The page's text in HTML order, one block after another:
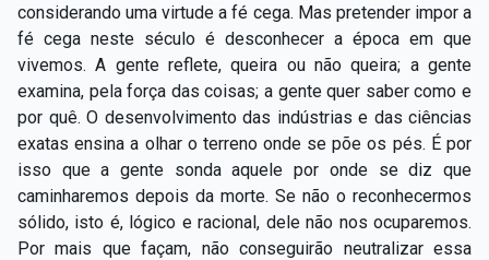
considerando uma virtude a fé cega. Mas pretender impor a
fé cega neste século é desconhecer a época em que
vivemos. A gente reflete, queira ou não queira; a gente
examina, pela força das coisas; a gente quer saber como e
por quê. O desenvolvimento das indústrias e das ciências
exatas ensina a olhar o terreno onde se põe os pés. É por
isso que a gente sonda aquele por onde se diz que
caminharemos depois da morte. Se não o reconhecermos
sólido, isto é, lógico e racional, dele não nos ocuparemos.
Por mais que façam, não conseguirão neutralizar essa